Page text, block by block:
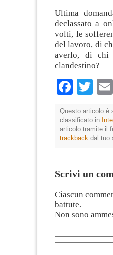
Ultima
declassato a
volti, le
del lavoro, di
averlo, di
clandestino?
Questo articolo è
classificato in
articolo tramite il
trackback dal tuo
Scrivi un
Ciascun
battute.
Non sono